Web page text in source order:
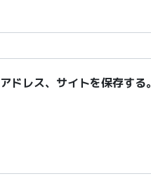
ドレス、サイトを保存する。